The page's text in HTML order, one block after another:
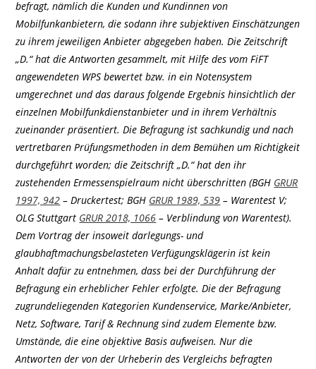
befragt, nämlich die Kunden und Kundinnen von
Mobilfunkanbietern, die sodann ihre subjektiven Einschätzungen
zu ihrem jeweiligen Anbieter abgegeben haben. Die Zeitschrift
„D.“ hat die Antworten gesammelt, mit Hilfe des vom FiFT
angewendeten WPS bewertet bzw. in ein Notensystem
umgerechnet und das daraus folgende Ergebnis hinsichtlich der
einzelnen Mobilfunkdienstanbieter und in ihrem Verhältnis
zueinander präsentiert. Die Befragung ist sachkundig und nach
vertretbaren Prüfungsmethoden in dem Bemühen um Richtigkeit
durchgeführt worden; die Zeitschrift „D.“ hat den ihr
zustehenden Ermessenspielraum nicht überschritten (BGH GRUR
1997, 942 – Druckertest; BGH GRUR 1989, 539 – Warentest V;
OLG Stuttgart GRUR 2018, 1066 – Verblindung von Warentest).
Dem Vortrag der insoweit darlegungs- und
glaubhaftmachungsbelasteten Verfügungsklägerin ist kein
Anhalt dafür zu entnehmen, dass bei der Durchführung der
Befragung ein erheblicher Fehler erfolgte. Die der Befragung
zugrundeliegenden Kategorien Kundenservice, Marke/Anbieter,
Netz, Software, Tarif & Rechnung sind zudem Elemente bzw.
Umstände, die eine objektive Basis aufweisen. Nur die
Antworten der von der Urheberin des Vergleichs befragten